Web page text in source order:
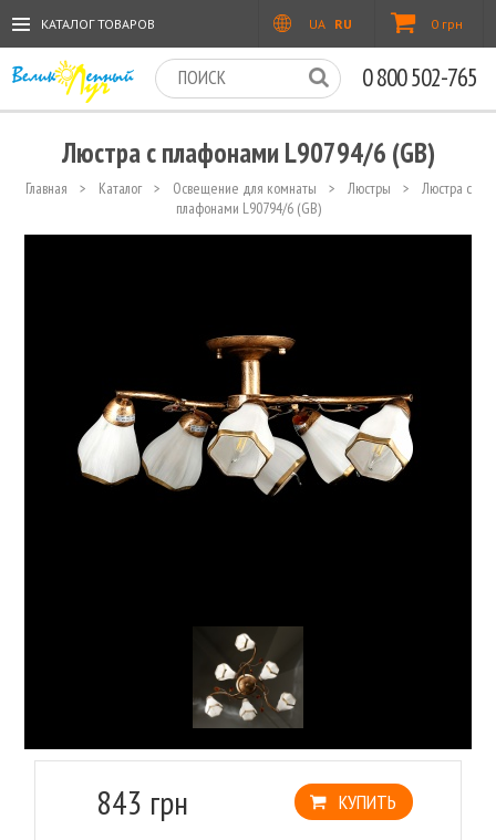
0 грн
UA RU
КАТАЛОГ ТОВАРОВ
0 800 502-765
Люстра с плафонами L90794/6 (GB)
Главная > Каталог > Освещение для комнаты > Люстры >
Люстра с
плафонами L90794/6 (GB)
843 грн КУПИТЬ